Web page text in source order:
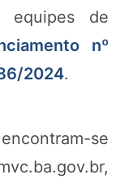
equipes de
nº
2024.
se